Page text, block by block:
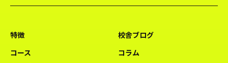
特徴
コース
校舎ブログ
コラム